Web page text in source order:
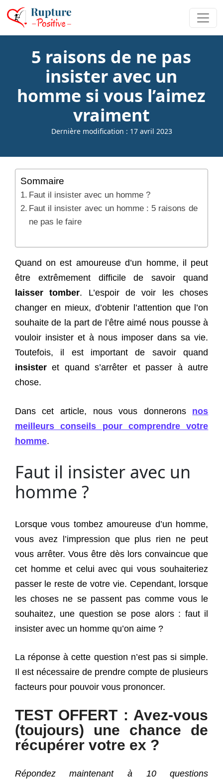
5 raisons de ne pas
insister avec un
homme si vous l’aimez
vraiment
Dernière modification : 17 avril 2023
Sommaire
Faut il insister avec un homme ?
Faut il insister avec un homme : 5 raisons de
ne pas le faire
Quand on est amoureuse d’un homme, il peut
être extrêmement difficile de savoir quand
laisser tomber. L’espoir de voir les choses
changer en mieux, d’obtenir l’attention que l’on
souhaite de la part de l’être aimé nous pousse à
vouloir insister et à nous imposer dans sa vie.
Toutefois, il est important de savoir quand
insisteret quand s’arrêter et passer à autre
chose.
Dans cet article, nous vous donnerons nos
meilleurs conseils pour comprendre votre
homme.
Faut il insister avec un
homme ?
Lorsque vous tombez amoureuse d’un homme,
vous avez l’impression que plus rien ne peut
vous arrêter. Vous être dès lors convaincue que
cet homme et celui avec qui vous souhaiteriez
passer le reste de votre vie. Cependant, lorsque
les choses ne se passent pas comme vous le
souhaitez, une question se pose alors : faut il
insister avec un homme qu’on aime ?
La réponse à cette question n’est pas si simple.
Il est nécessaire de prendre compte de plusieurs
facteurs pour pouvoir vous prononcer.
TEST OFFERT : Avez-vous
(toujours) une chance de
récupérer votre ex ?
Répondez maintenant à 10 questions